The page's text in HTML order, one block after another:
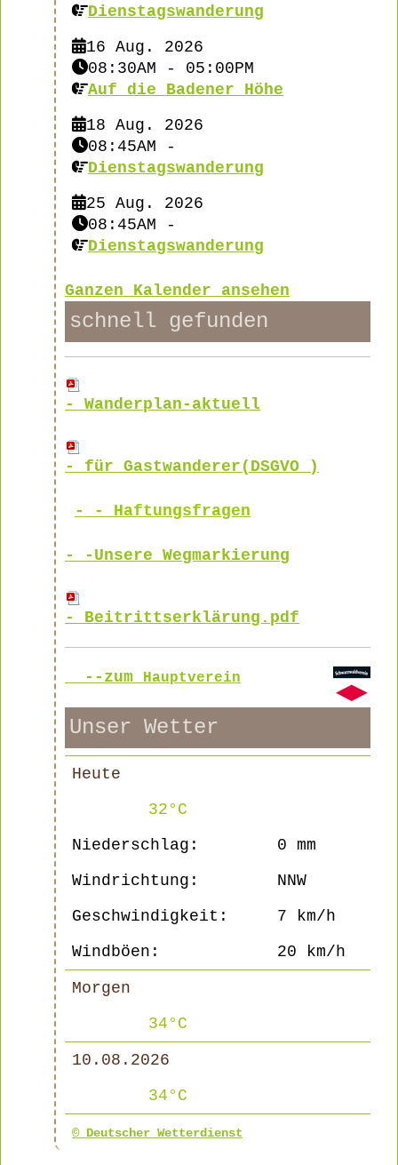
Dienstagswanderung
16 Aug. 2026
08:30AM - 05:00PM
Auf die Badener Höhe
18 Aug. 2026
08:45AM -
Dienstagswanderung
25 Aug. 2026
08:45AM -
Dienstagswanderung
Ganzen Kalender ansehen
schnell gefunden
- Wanderplan-aktuell
- für Gastwand erer (DSGVO )
- - Haftungsfragen
- -Unsere Wegmarkierung
- Beitrittserklärung.pdf
--zum Hauptverein
Unser Wetter
Heute
32°C
Niederschlag:
0 mm
Windrichtung:
NNW
Geschwindigkeit:
7 km/h
Windböen:
20 km/h
Morgen
34°C
10.08.2026
34°C
© Deutscher Wetterdienst